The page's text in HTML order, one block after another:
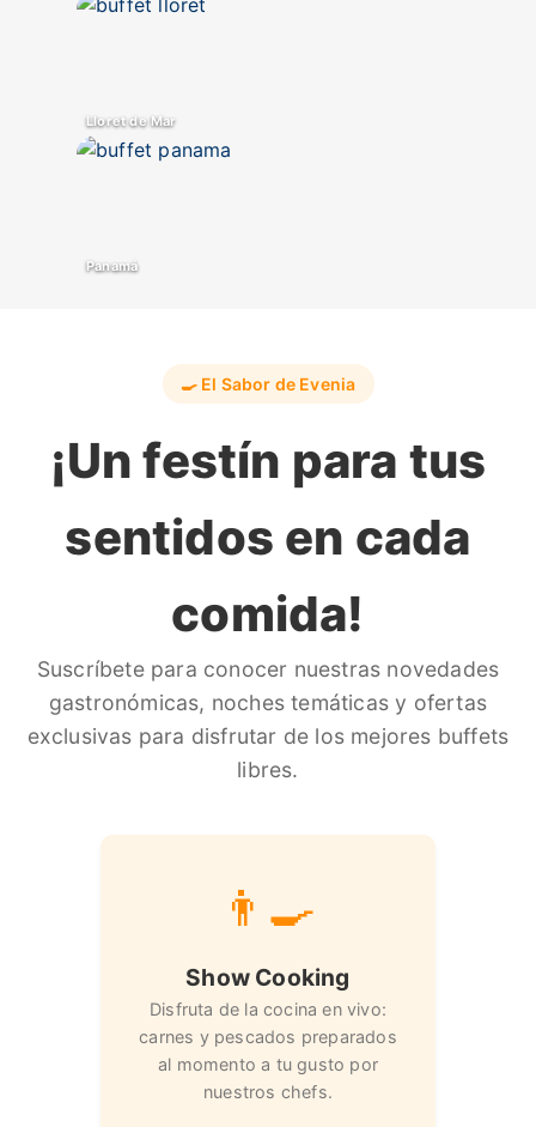
Lloret de Mar
Panamá
🍳 El Sabor de Evenia
¡Un festín para tus
sentidos en cada
comida!
Suscríbete para conocer nuestras novedades
gastronómicas, noches temáticas y ofertas
exclusivas para disfrutar de los mejores buffets
libres.
👨‍🍳
Show Cooking
Disfruta de la cocina en vivo:
carnes y pescados preparados
al momento a tu gusto por
nuestros chefs.